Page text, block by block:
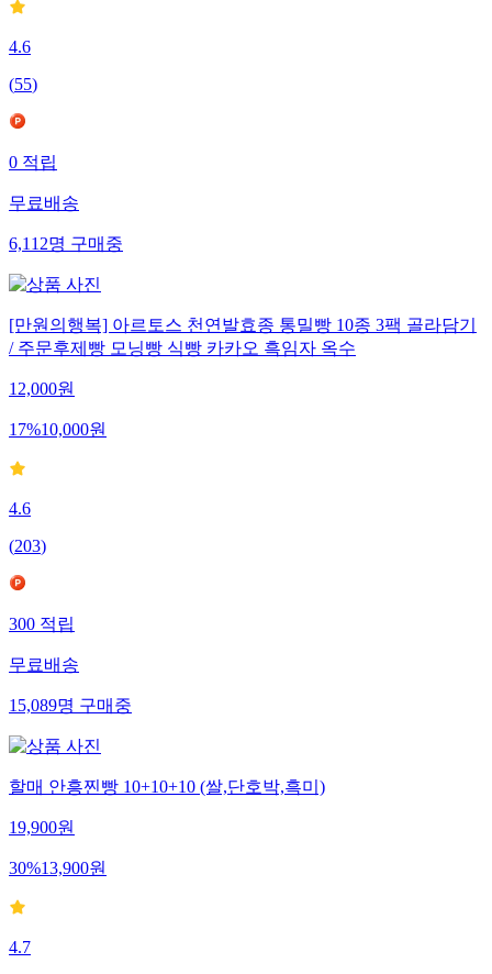
4.6
(55)
0 적립
무료배송
6,112명 구매중
[만원의행복] 아르토스 천연발효종 통밀빵 10종 3팩 골라담기
/ 주문후제빵 모닝빵 식빵 카카오 흑임자 옥수
12,000원
17%10,000원
4.6
(203)
300 적립
무료배송
15,089명 구매중
할매 안흥찐빵 10+10+10 (쌀,단호박,흑미)
19,900원
30%13,900원
4.7